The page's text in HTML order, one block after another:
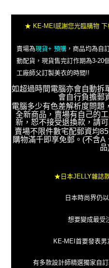
★ KE-MEI感謝您光臨購物
賣場為現貨+ 預購，商品均為自
動配貨，現貨售完訂作期為3-20
工廠師父訂製美衣的時間!!
如超過時間電腦亦會自動拆
會自行負擔郵
電腦多少有色差解析度問題
全新商品，賣場有自己的
新，恕不接受退換款，請
賣場不限件數宅配郵資均
購物滿千即享免郵。(不含
品
★日本JELLY雜誌
日本時尚界仍
想要變成最受
KE-MEI首要發表
有多款設計師精選獨家自